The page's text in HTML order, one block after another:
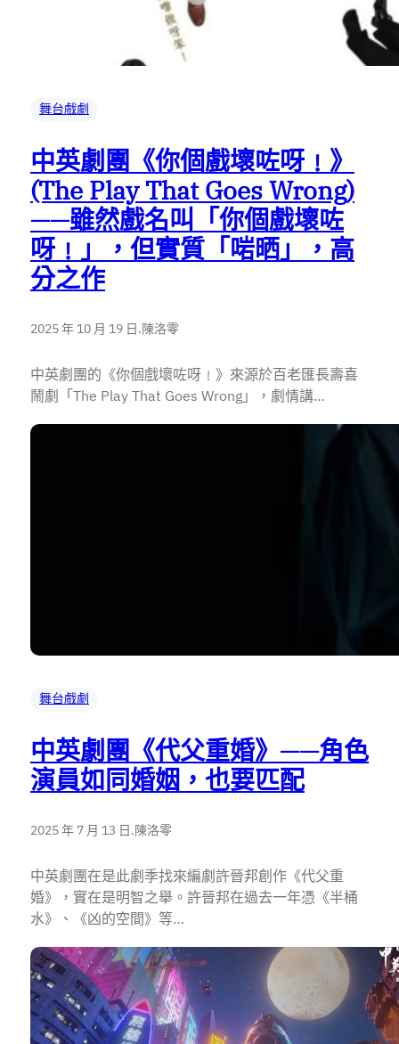
舞台戲劇
中英劇團《你個戲壞咗呀﹗》
(The Play That Goes Wrong)
——雖然戲名叫「你個戲壞咗
呀﹗」，但實質「啱晒」，高
分之作
2025 年 10 月 19 日.陳洛零
中英劇團的《你個戲壞咗呀﹗》來源於百老匯長壽喜
鬧劇「The Play That Goes Wrong」，劇情講…
舞台戲劇
中英劇團《代父重婚》——角色
演員如同婚姻，也要匹配
2025 年 7 月 13 日.陳洛零
中英劇團在是此劇季找來編劇許晉邦創作《代父重
婚》，實在是明智之舉。許晉邦在過去一年憑《半桶
水》、《凶的空間》等…